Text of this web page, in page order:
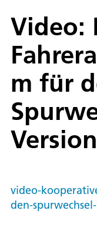
Video:
m für
video-
den-